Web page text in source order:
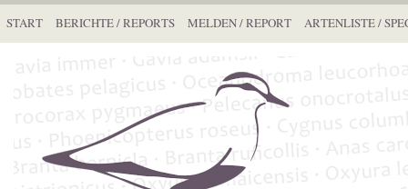
START BERICHTE / REPORTS MELDEN / REPORT ARTENLISTE /